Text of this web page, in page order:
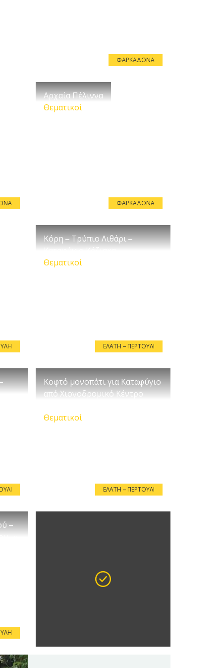
ΦΑΡΚΑΔΌΝΑ
Αρχαία Πέλιννα
Θεματικοί
ΦΑΡΚΑΔΌΝΑ
Κόρη – Τρύπιο Λιθάρι –
Θεματικοί
ΕΛΆΤΗ – ΠΕΡΤΟΎΛΙ
Κοφτό μονοπάτι για Καταφύγιο
από Χιονοδρομικό Κέντρο
Θεματικοί
ΕΛΆΤΗ – ΠΕΡΤΟΎΛΙ
–